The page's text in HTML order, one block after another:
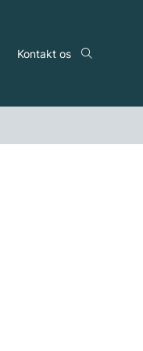
Kontakt os